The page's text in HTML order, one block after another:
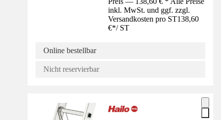
inkl. MwSt. und ggf. zzgl.
Versandkosten pro ST138,60
€*/ ST
Online bestellbar
Nicht reservierbar